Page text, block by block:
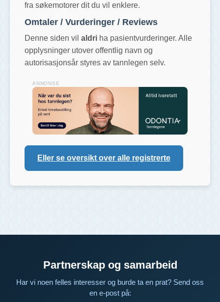
fra søkemotorer dit du vil enklere.
Omtaler / Vurderinger / Reviews
Denne siden vil aldri ha pasientvurderinger. Alle
opplysninger utover offentlig navn og
autorisasjonsår styres av tannlegen selv.
ANNONSE
Eller se oversikt over alle registrerte
Partnerskap og samarbeid
Har vi noen felles interesser og burde ta en prat? Send oss
en e-post på: